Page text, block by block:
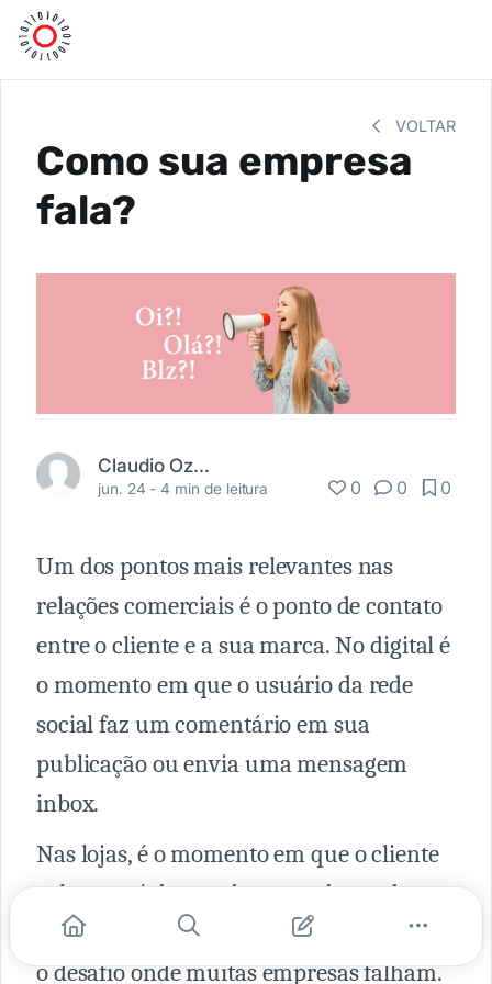
VOLTAR
Como sua empresa
fala?
Claudio Ozorio
jun. 24 -4 min de leitura 0 0 0
Um dos pontos mais relevantes nas
relações comerciais é o ponto de contato
entre o cliente e a sua marca. No digital é
o momento em que o usuário da rede
social faz um comentário em sua
publicação ou envia uma mensagem
inbox.
Nas lojas, é o momento em que o cliente
coloca o pé dentro do ponto de venda.
Não importa o lugar: é aqui que começa
o desafio onde muitas empresas falham.